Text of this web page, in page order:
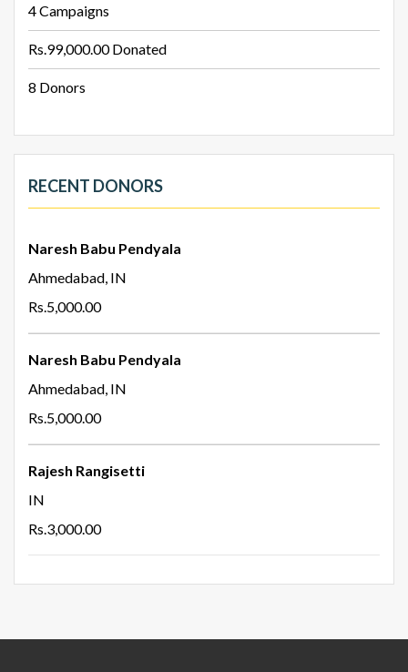
4Campaigns
Rs.99,000.00Donated
8 Donors
RECENT DONORS
Naresh Babu Pendyala
Ahmedabad, IN
Rs.5,000.00
Naresh Babu Pendyala
Ahmedabad, IN
Rs.5,000.00
Rajesh Rangisetti
IN
Rs.3,000.00